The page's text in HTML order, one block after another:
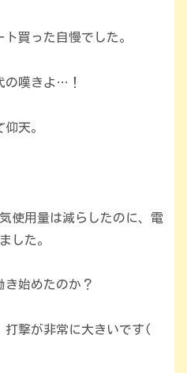
買った自慢でした。
の嘆きよ…！
天。
使用量は減らしたのに、電
した。
き始めたのか？
打撃が非常に大きいです(